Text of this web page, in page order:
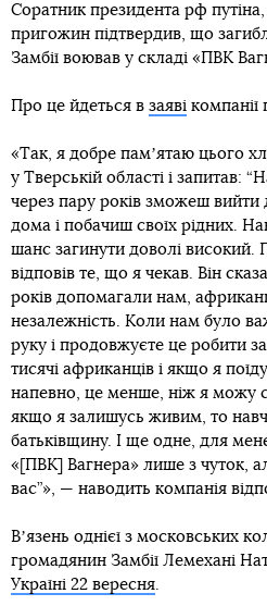
Соратник президента рф
пригожин підтвердив, що
Замбії воював у складі «ПВК
Про це йдеться в заяві
«Так, я добре памʼятаю цього
у Тверській області і запитав:
через пару років зможеш
дома і побачиш своїх рідних.
шанс загинути доволі високий.
відповів те, що я чекав. Він
років допомагали нам,
незалежність. Коли нам було
руку і продовжуєте це робити
тисячі африканців і якщо я
напевно, це менше, ніж я можу
якщо я залишусь живим, то
батьківщину. І ще одне, для
«[ПВК] Вагнера» лише з чуток,
вас”», — наводить компанія
Вʼязень однієї з московських
громадянин Замбії Лемехані
Україні 22 вересня.